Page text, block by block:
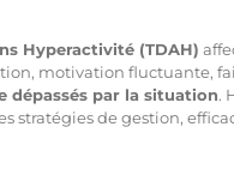
Hyperactivité (TDAH)
motivation fluctuante,
dépassés par la situation.
stratégies de gestion,